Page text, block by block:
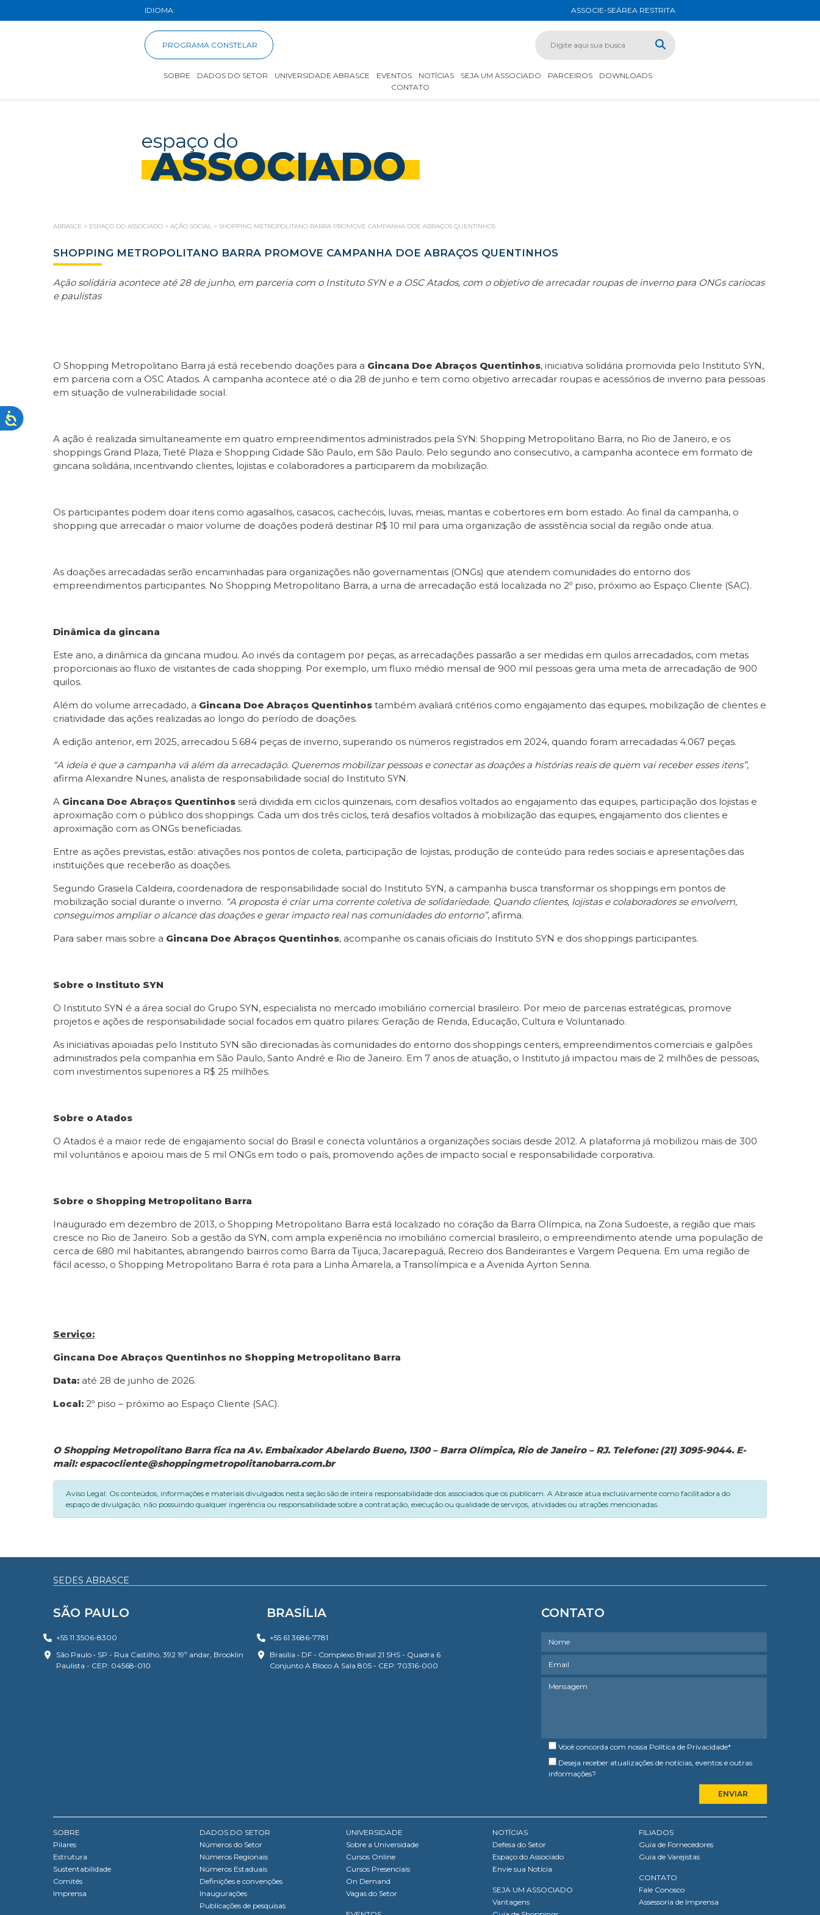
IDIOMA: ASSOCIE-SEÁREA RESTRITA
PROGRAMA CONSTELAR
SOBRE DADOS DO SETOR UNIVERSIDADE ABRASCE EVENTOS NOTÍCIAS SEJA UM ASSOCIADO PARCEIROS
DOWNLOADS
CONTATO
espaço do
ASSOCIADO
ABRASCE > ESPAÇO DO ASSOCIADO > AÇÃO SOCIAL > SHOPPING METROPOLITANO BARRA PROMOVE CAMPANHA DOE ABRAÇOS QUENTINHOS
SHOPPING METROPOLITANO BARRA PROMOVE CAMPANHA DOE ABRAÇOS QUENTINHOS
Ação solidária acontece até 28 de junho, em parceria com o Instituto SYN e a OSC Atados, com o objetivo de arrecadarroupas de invernopara ONGs cariocas
e paulistas
O Shopping Metropolitano Barra já está recebendo doações para a Gincana Doe Abraços Quentinhos, iniciativa solidária promovida pelo Instituto SYN,
em parceria com a OSC Atados. A campanha acontece até o dia 28 de junho e tem como objetivo arrecadar roupas e acessórios de inverno para pessoas
em situação de vulnerabilidade social.
A ação é realizada simultaneamente em quatro empreendimentos administrados pela SYN: Shopping Metropolitano Barra, no Rio de Janeiro, e os
shoppings Grand Plaza, Tietê Plaza e Shopping Cidade São Paulo, em São Paulo. Pelo segundo ano consecutivo, a campanha acontece em formato de
gincana solidária, incentivando clientes, lojistas e colaboradores a participarem da mobilização.
Os participantes podem doar itens como agasalhos, casacos, cachecóis, luvas, meias, mantas e cobertores em bom estado. Ao final da campanha, o
shopping que arrecadar o maior volume de doações poderá destinar R$ 10 mil para uma organização de assistência social da região onde atua.
As doações arrecadadas serão encaminhadas para organizações não governamentais (ONGs) que atendem comunidades do entorno dos
empreendimentos participantes. No Shopping Metropolitano Barra, a urna de arrecadação está localizada no 2º piso, próximo ao Espaço Cliente (SAC).
Dinâmica da gincana
Este ano, a dinâmica da gincana mudou. Ao invés da contagem por peças, as arrecadações passarão a ser medidas em quilos arrecadados, com metas
proporcionais ao fluxo de visitantes de cada shopping. Por exemplo, um fluxo médio mensal de 900 mil pessoas gera uma meta de arrecadação de 900
quilos.
Além do volume arrecadado, a Gincana Doe Abraços Quentinhos também avaliará critérios como engajamento das equipes, mobilização de clientes e
criatividade das ações realizadas ao longo do período de doações.
A edição anterior, em 2025, arrecadou 5.684 peças de inverno, superando os números registrados em 2024, quando foram arrecadadas 4.067 peças.
“A ideia é que a campanha vá além da arrecadação. Queremos mobilizar pessoas e conectar as doações a histórias reais de quem vai receber esses itens”,
afirma Alexandre Nunes, analista de responsabilidade social do Instituto SYN.
A Gincana Doe Abraços Quentinhos será dividida em ciclos quinzenais, com desafios voltados ao engajamento das equipes, participação dos lojistas e
aproximação com o público dos shoppings. Cada um dos três ciclos, terá desafios voltados à mobilização das equipes, engajamento dos clientes e
aproximação com as ONGs beneficiadas.
Entre as ações previstas, estão: ativações nos pontos de coleta, participação de lojistas, produção de conteúdo para redes sociais e apresentações das
instituições que receberão as doações.
Segundo Grasiela Caldeira, coordenadora de responsabilidade social do Instituto SYN, a campanha busca transformar os shoppings em pontos de
mobilização social durante o inverno. “A proposta é criar uma corrente coletiva de solidariedade. Quando clientes, lojistas e colaboradores se envolvem,
conseguimos ampliar o alcance das doações e gerar impacto real nas comunidades do entorno”, afirma.
Para saber mais sobre a Gincana Doe Abraços Quentinhos, acompanhe os canais oficiais do Instituto SYN e dos shoppings participantes.
Sobre o Instituto SYN
O Instituto SYN é a área social do Grupo SYN, especialista no mercado imobiliário comercial brasileiro. Por meio de parcerias estratégicas, promove
projetos e ações de responsabilidade social focados em quatro pilares: Geração de Renda, Educação, Cultura e Voluntariado.
As iniciativas apoiadas pelo Instituto SYN são direcionadas às comunidades do entorno dos shoppings centers, empreendimentos comerciais e galpões
administrados pela companhia em São Paulo, Santo André e Rio de Janeiro. Em 7 anos de atuação, o Instituto já impactou mais de 2 milhões de pessoas,
com investimentos superiores a R$ 25 milhões.
Sobre o Atados
O Atados é a maior rede de engajamento social do Brasil e conecta voluntários a organizações sociais desde 2012. A plataforma já mobilizou mais de 300
mil voluntários e apoiou mais de 5 mil ONGs em todo o país, promovendo ações de impacto social e responsabilidade corporativa.
Sobre o Shopping Metropolitano Barra
Inaugurado em dezembro de 2013, o Shopping Metropolitano Barra está localizado no coração da Barra Olímpica, na Zona Sudoeste, a região que mais
cresce no Rio de Janeiro. Sob a gestão da SYN, com ampla experiência no imobiliário comercial brasileiro, o empreendimento atende uma população de
cerca de 680 mil habitantes, abrangendo bairros como Barra da Tijuca, Jacarepaguá, Recreio dos Bandeirantes e Vargem Pequena. Em uma região de
fácil acesso, o Shopping Metropolitano Barra é rota para a Linha Amarela, a Transolímpica e a Avenida Ayrton Senna.
Serviço:
Gincana Doe Abraços Quentinhos no Shopping Metropolitano Barra
Data: até 28 de junho de 2026.
Local: 2º piso – próximo ao Espaço Cliente (SAC).
O Shopping Metropolitano Barra fica na Av. Embaixador Abelardo Bueno, 1300 – Barra Olímpica, Rio de Janeiro – RJ. Telefone: (21) 3095-9044. E-
mail: espacocliente@shoppingmetropolitanobarra.com.br
Aviso Legal: Os conteúdos, informações e materiais divulgados nesta seção são de inteira responsabilidade dos associados que os publicam. A Abrasce atua exclusivamente como facilitadora do
espaço de divulgação, não possuindo qualquer ingerência ou responsabilidade sobre a contratação, execução ou qualidade de serviços, atividades ou atrações mencionadas.
SEDES ABRASCE
SÃO PAULO
+55 11 3506-8300
São Paulo • SP - Rua Castilho, 392 19º andar, Brooklin
Paulista - CEP: 04568-010
BRASÍLIA
+55 61 3686-7781
Brasília • DF - Complexo Brasil 21 SHS - Quadra 6
Conjunto A Bloco A Sala 805 - CEP: 70316-000
CONTATO
Você concorda com nossa Política de Privacidade*
Deseja receber atualizações de notícias, eventos e outras
informações?
SOBRE
Pilares
Estrutura
Sustentabilidade
Comitês
Imprensa
DADOS DO SETOR
Números do Setor
Números Regionais
Números Estaduais
Definições e convenções
Inaugurações
Publicações de pesquisas
UNIVERSIDADE
Sobre a Universidade
Cursos Online
Cursos Presenciais
On Demand
Vagas do Setor
NOTÍCIAS
Defesa do Setor
Espaço do Associado
Envie sua Notícia
SEJA UM ASSOCIADO
Vantagens
FILIADOS
Guia de Fornecedores
Guia de Varejistas
CONTATO
Fale Conosco
Assessoria de Imprensa